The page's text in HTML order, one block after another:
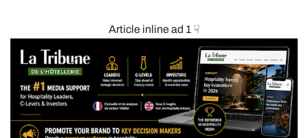
Article inline ad 1 ☟